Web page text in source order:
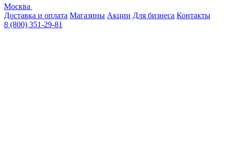
Москва
Доставка и оплата Магазины Акции Для бизнеса Контакты
8 (800) 351-29-81